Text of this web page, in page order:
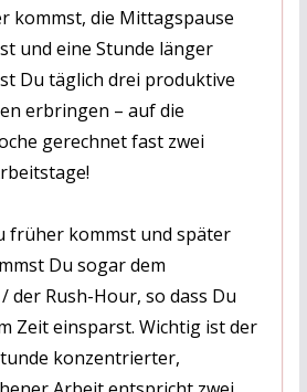
kommst, die Mittagspause
und eine Stunde länger
Du täglich drei produktive
erbringen – auf die
gerechnet fast zwei
früher kommst und später
Du sogar dem
der Rush-Hour, so dass Du
Zeit einsparst. Wichtig ist der
konzentrierter,